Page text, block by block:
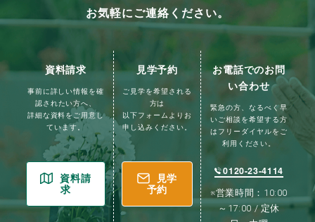
お気軽にご連絡ください。
資料請求
事前に詳しい情報を確
認されたい方へ、
詳細な資料をご用意し
ています。
資料請
求
見学予約
ご見学を希望される
方は
以下フォームよりお
申し込みください。
見学
予約
お電話でのお問
い合わせ
緊急の方、なるべく早
いご相談を希望する方
はフリーダイヤルをご
利用ください。
0120-23-4114
※営業時間：10:00
～17:00 / 定休